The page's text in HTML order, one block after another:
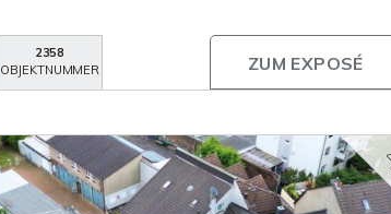
2358
OBJEKTNUMMER
ZUM EXPOSÉ